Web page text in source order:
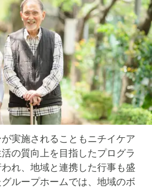
実施されることもニチイケア
の質向上を目指したプログラ
れ、地域と連携した行事も盛
ループホームでは、地域のボ